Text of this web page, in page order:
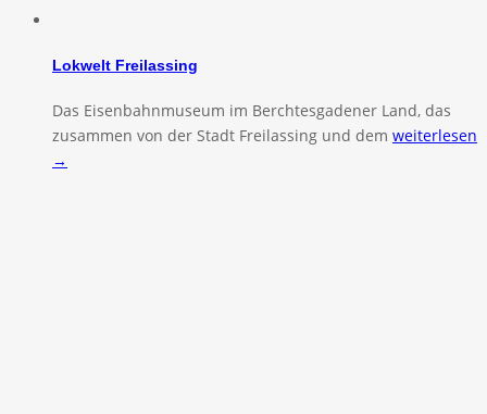
Lokwelt Freilassing
Das Eisenbahnmuseum im Berchtesgadener Land, das
zusammen von der Stadt Freilassing und dem weiterlesen
→